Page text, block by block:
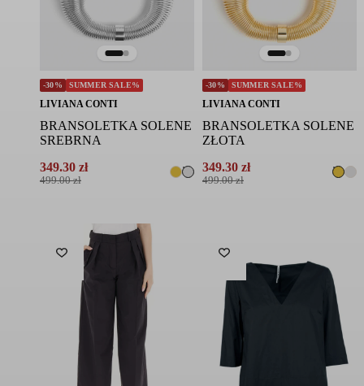
-30% SUMMER SALE%
LIVIANA CONTI
BRANSOLETKA SOLENE
SREBRNA
499.00zł
Pierwotna
349.30 zł
Aktualna
-30% SUMMER SALE%
LIVIANA CONTI
BRANSOLETKA SOLENE
ZŁOTA
499.00zł
Pierwotna
349.30 zł
Aktualna